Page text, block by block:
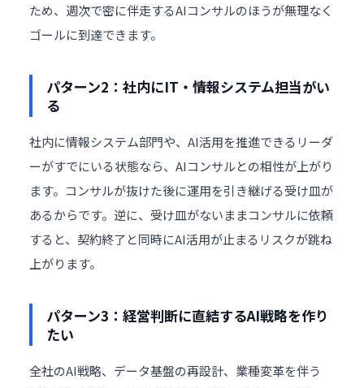
ため、週次で密に伴走するAIコンサルのほうが無理なく
ゴールに到達できます。
パターン2：社内にIT・情報システム担当がい
る
社内に情報システム部門や、AI活用を推進できるリーダ
ーがすでにいる状態なら、AIコンサルとの相性が上がり
ます。コンサルが抜けた後に運用を引き継げる受け皿が
あるからです。逆に、受け皿がないままコンサルに依頼
すると、契約終了と同時にAI活用が止まるリスクが跳ね
上がります。
パターン3：経営判断に直結するAI戦略を作り
たい
全社のAI戦略、データ基盤の再設計、業種変革を伴う